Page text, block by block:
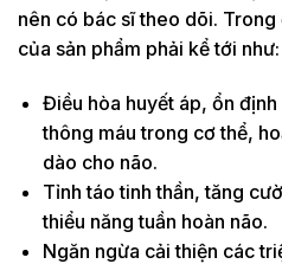
nên có bác sĩ theo dõi.
của sản phẩm phải kể tới như:
Điều hòa huyết áp, ổn
thông máu trong cơ thể,
dào cho não.
Tỉnh táo tinh thần, tăng
thiểu năng tuần hoàn não.
Ngăn ngừa cải thiện các